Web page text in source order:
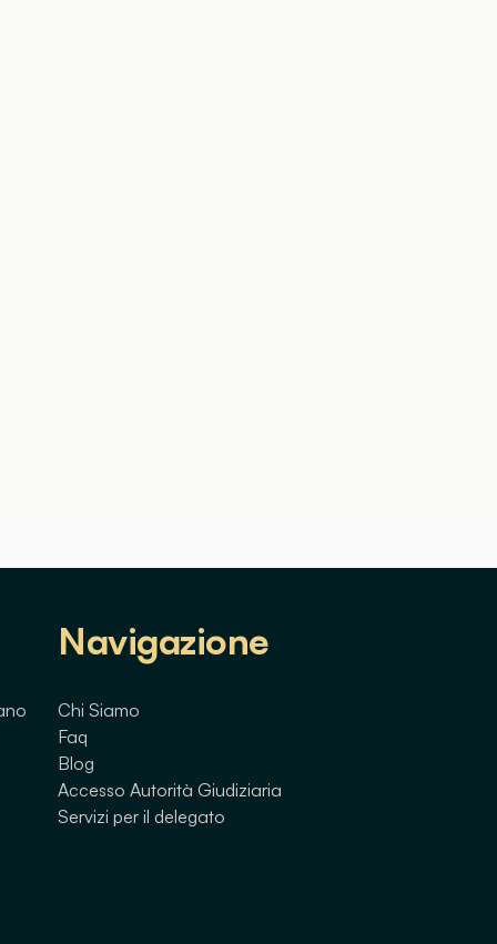
Navigazione
Chi Siamo
Faq
Blog
Accesso Autorità Giudiziaria
Servizi per il delegato